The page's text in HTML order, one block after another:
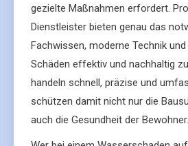
gezielte Maßnahmen erfordert.
Dienstleister bieten genau das
Fachwissen, moderne Technik
Schäden effektiv und nachhaltig
handeln schnell, präzise und
schützen damit nicht nur die
auch die Gesundheit der Bewohner.